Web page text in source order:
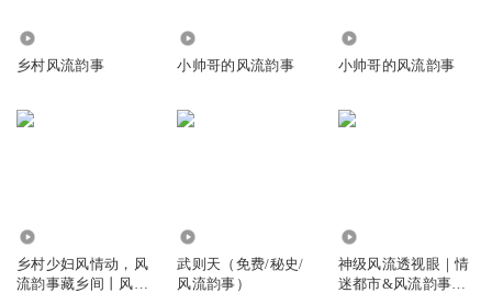
乡村风流韵事 小帅哥的风流韵事 小帅哥的风流韵事
乡村少妇风情动，风
流韵事藏乡间丨风流
武则天（免费/秘史/
风流韵事）
神级风流透视眼｜情
迷都市&风流韵事｜